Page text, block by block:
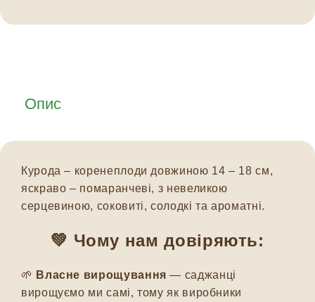
Опис
Курода – коренеплоди довжиною 14 – 18 см,
яскраво – помаранчеві, з невеликою
серцевиною, соковиті, солодкі та ароматні.
💚 Чому нам довіряють:
🌱 Власне вирощування — саджанці
вирощуємо ми самі, тому як виробники